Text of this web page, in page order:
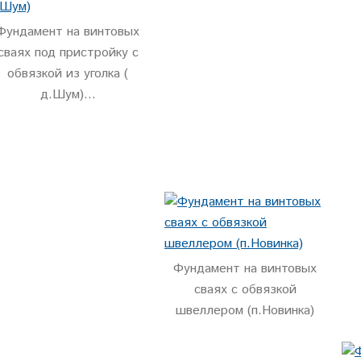
на винтовых
под пристройку с
обвязкой из уголка (
д.Шум)...
Фундамент на винтовых
сваях с обвязкой
швеллером (п.Новинка)